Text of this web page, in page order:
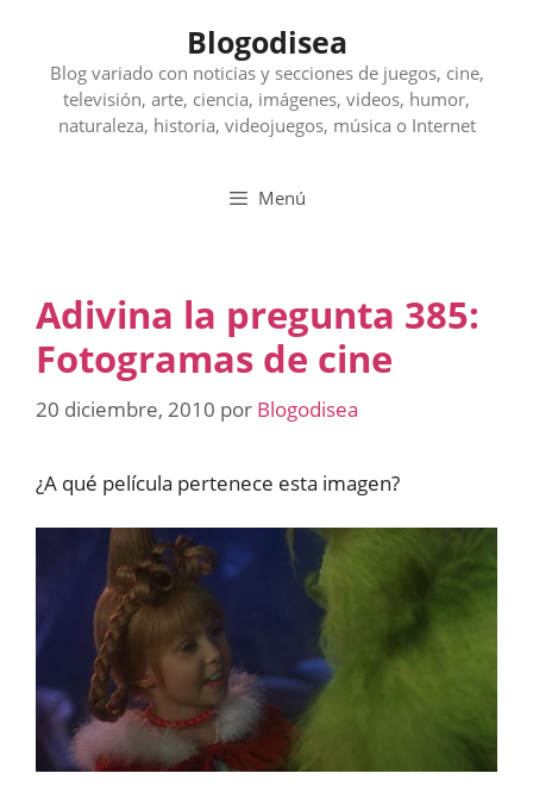
contenido
Blogodisea
Blog variado con noticias y secciones de juegos, cine,
televisión, arte, ciencia, imágenes, videos, humor,
naturaleza, historia, videojuegos, música o Internet
Menú
Adivina la pregunta 385:
Fotogramas de cine
20 diciembre, 2010 por Blogodisea
¿A qué película pertenece esta imagen?